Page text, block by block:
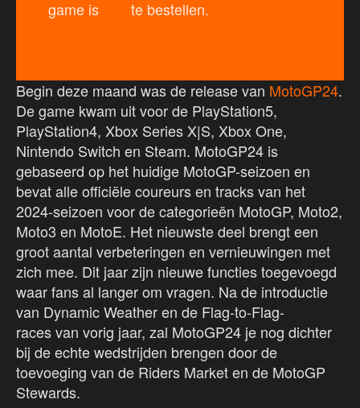
game is
te bestellen.
Begin deze maand was de release van MotoGP24.
De game kwam uit voor de PlayStation5,
PlayStation4, Xbox Series X|S, Xbox One,
Nintendo Switch en Steam. MotoGP24 is
gebaseerd op het huidige MotoGP-seizoen en
bevat alle officiële coureurs en tracks van het
2024-seizoen voor de categorieën MotoGP, Moto2,
Moto3 en MotoE. Het nieuwste deel brengt een
groot aantal verbeteringen en vernieuwingen met
zich mee. Dit jaar zijn nieuwe functies toegevoegd
waar fans al langer om vragen. Na de introductie
van Dynamic Weather en de Flag-to-Flag-
races van vorig jaar, zal MotoGP24 je nog dichter
bij de echte wedstrijden brengen door de
toevoeging van de Riders Market en de MotoGP
Stewards.